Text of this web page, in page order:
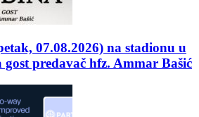
07.08.2026) na stadionu u
predavač hfz. Ammar Bašić